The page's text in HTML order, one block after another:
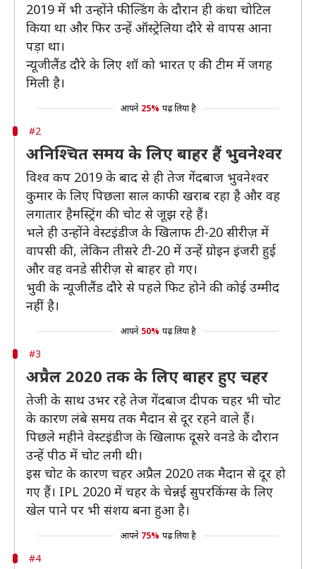
2019 में भी उन्होंने फील्डिंग के दौरान ही कंधा चोटिल
किया था और फिर उन्हें ऑस्ट्रेलिया दौरे से वापस आना
पड़ा था।
न्यूजीलैंड दौरे के लिए शॉ को भारत ए की टीम में जगह
मिली है।
आपने 25% पढ़ लिया है
#2
अनिश्चित समय के लिए बाहर हैं भुवनेश्वर
विश्व कप 2019 के बाद से ही तेज गेंदबाज भुवनेश्वर
कुमार के लिए पिछला साल काफी खराब रहा है और वह
लगातार हैमस्ट्रिंग की चोट से जूझ रहे हैं।
भले ही उन्होंने वेस्टइंडीज के खिलाफ टी-20 सीरीज़ में
वापसी की, लेकिन तीसरे टी-20 में उन्हें ग्रोइन इंजरी हुई
और वह वनडे सीरीज़ से बाहर हो गए।
भुवी के न्यूजीलैंड दौरे से पहले फिट होने की कोई उम्मीद
नहीं है।
आपने 50% पढ़ लिया है
#3
अप्रैल 2020 तक के लिए बाहर हुए चहर
तेजी के साथ उभर रहे तेज गेंदबाज दीपक चहर भी चोट
के कारण लंबे समय तक मैदान से दूर रहने वाले हैं।
पिछले महीने वेस्टइंडीज के खिलाफ दूसरे वनडे के दौरान
उन्हें पीठ में चोट लगी थी।
इस चोट के कारण चहर अप्रैल 2020 तक मैदान से दूर हो
गए हैं। IPL 2020 में चहर के चेन्नई सुपरकिंग्स के लिए
खेल पाने पर भी संशय बना हुआ है।
आपने 75% पढ़ लिया है
#4